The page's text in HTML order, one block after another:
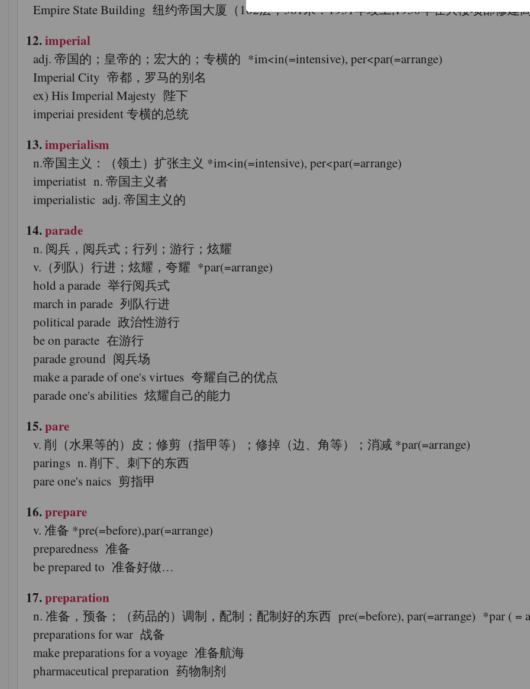
Empire State Building 纽约帝国大厦（102层，381米．1931年竣工,1950年在大楼项部修建
12.imperial
adj. 帝国的；皇帝的；宏大的；专横的 *im<in(=intensive), per<par(=arrange)
Imperial City 帝都，罗马的别名
ex) His Imperial Majesty 陛下
imperiai president 专横的总统
13.imperialism
n.帝国主义：（领土）扩张主义 *im<in(=intensive), per<par(=arrange)
imperiatist n. 帝国主义者
imperialistic adj. 帝国主义的
14.parade
n. 阅兵，阅兵式；行列；游行；炫耀
v.（列队）行进；炫耀，夸耀 *par(=arrange)
hold a parade 举行阅兵式
march in parade 列队行进
political parade 政治性游行
be on paracte 在游行
parade ground 阅兵场
make a parade of one's virtues 夸耀自己的优点
parade one's abilities 炫耀自己的能力
15.pare
v. 削（水果等的）皮；修剪（指甲等）；修掉（边、角等）；消减 *par(=arrange)
parings n. 削下、刺下的东西
pare one's naics 剪指甲
16.prepare
v. 准备 *pre(=before),par(=arrange)
preparedness 准备
be prepared to 准备好做…
17.preparation
n. 准备，预备；（药品的）调制，配制；配制好的东西 pre(=before), par(=arrange) *par ( =
preparations for war 战备
make preparations for a voyage 准备航海
pharmaceutical preparation 药物制剂